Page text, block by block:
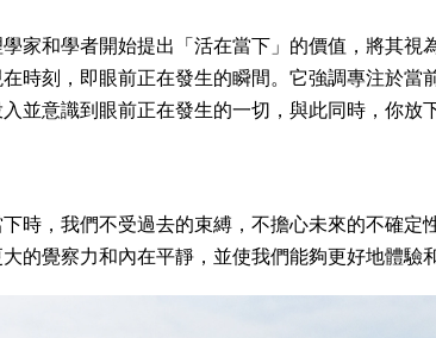
家和學者開始提出「活在當下」的價值，將其
時刻，即眼前正在發生的瞬間。它強調專注於
入並意識到眼前正在發生的一切，與此同時，你放
時，我們不受過去的束縛，不擔心未來的不確
的覺察力和內在平靜，並使我們能夠更好地體驗